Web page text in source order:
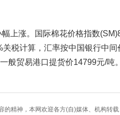
上涨。国际棉花价格指数
税计算，汇率按中国银行中
般贸易港口提货价14799元/吨
的精神，本网欢迎各方(自)媒体、机构转